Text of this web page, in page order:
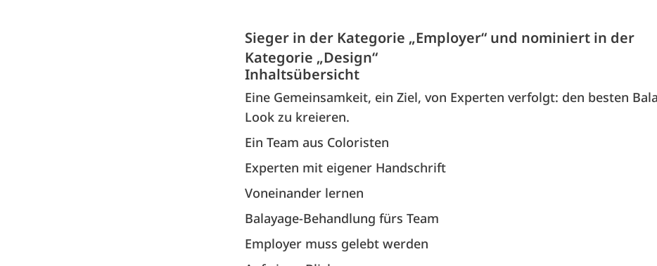
Sieger in der Kategorie „Employer“ und nominiert in der
Kategorie „Design“
Inhaltsübersicht
Eine Gemeinsamkeit, ein Ziel, von Experten verfolgt: den besten
Look zu kreieren.
Ein Team aus Coloristen
Experten mit eigener Handschrift
Voneinander lernen
Balayage-Behandlung fürs Team
Employer muss gelebt werden